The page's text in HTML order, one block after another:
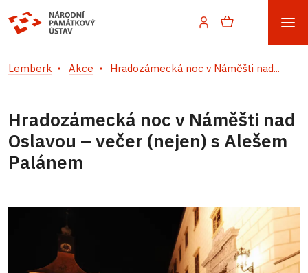
Lemberk Akce Hradozámecká noc v Náměšti nad...
Hradozámecká noc v Náměšti nad
Oslavou – večer (nejen) s Alešem
Palánem